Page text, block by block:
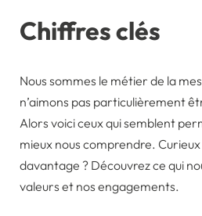
Chiffres clés
Nous sommes le métier de la
n’aimons pas particulièrement
Alors voici ceux qui semblent
mieux nous comprendre. C
davantage ? Découvrez ce qui
valeurs et nos engagements.